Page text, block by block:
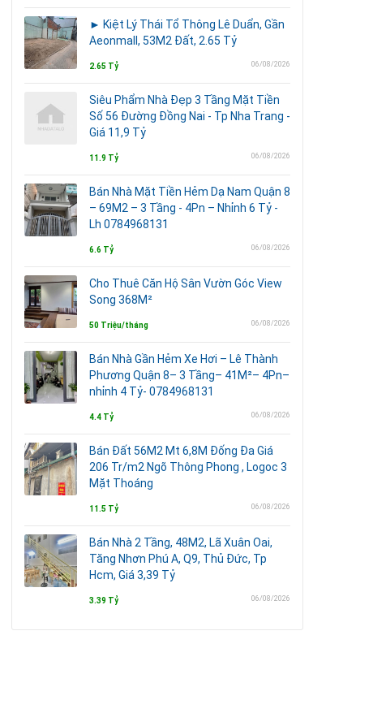
► Kiệt Lý Thái Tổ Thông Lê Duẩn, Gần
Aeonmall, 53M2 Đất, 2.65 Tỷ
2.65 Tỷ 06/08/2026
Siêu Phẩm Nhà Đẹp 3 Tầng Mặt Tiền
Số 56 Đường Đồng Nai - Tp Nha Trang -
Giá 11,9 Tỷ
11.9 Tỷ 06/08/2026
Bán Nhà Mặt Tiền Hẻm Dạ Nam Quận 8
– 69M2 – 3 Tầng - 4Pn – Nhỉnh 6 Tỷ -
Lh 0784968131
6.6 Tỷ 06/08/2026
Cho Thuê Căn Hộ Sân Vườn Góc View
Song 368M²
50 Triệu/tháng 06/08/2026
Bán Nhà Gần Hẻm Xe Hơi – Lê Thành
Phương Quận 8– 3 Tầng– 41M²– 4Pn–
nhỉnh 4 Tỷ- 0784968131
4.4 Tỷ 06/08/2026
Bán Đất 56M2 Mt 6,8M Đống Đa Giá
206 Tr/m2 Ngõ Thông Phong , Logoc 3
Mặt Thoáng
11.5 Tỷ 06/08/2026
Bán Nhà 2 Tầng, 48M2, Lã Xuân Oai,
Tăng Nhơn Phú A, Q9, Thủ Đức, Tp
Hcm, Giá 3,39 Tỷ
3.39 Tỷ 06/08/2026